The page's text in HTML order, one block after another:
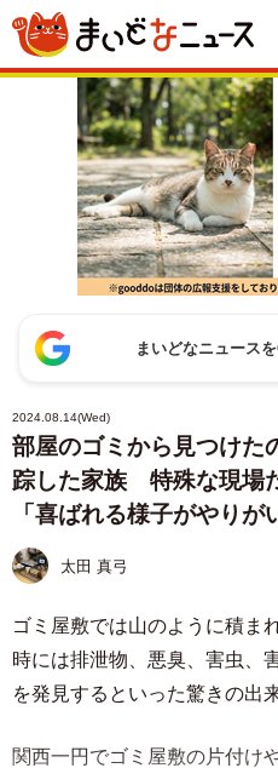
まいどなニュース
2024.08.14(Wed)
部屋のゴミから見つけ
踪した家族 特殊な現場
「喜ばれる様子がやりが
太田 真弓
ゴミ屋敷では山のように積ま
時には排泄物、悪臭、害虫、
を発見するといった驚きの出
関西一円でゴミ屋敷の片付け